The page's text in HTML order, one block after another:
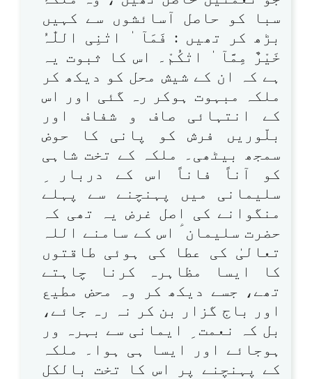
سبا کو حاصل آسائشوں سے کہیں
بڑھ کر تھیں : فَمَآ ٰ اتٰنِی اللّٰہُ
خَیْرٌ مِمَّآ ٰ اتٰکُمْ۔ اس کا ثبوت یہ
ہے کہ ان کے شیش محل کو دیکھ کر
ملکہ مبہوت ہوکر رہ گئی اور اس
کے انتہائی صاف و شفاف اور
بلّوریں فرش کو پانی کا حوض
سمجھ بیٹھی۔ ملکہ کے تخت شاہی
کو آناً فاناً اس کے دربار ِ
سلیمانی میں پہنچنے سے پہلے
منگوانے کی اصل غرض یہ تھی کہ
حضرت سلیمان ؑ اس کے سامنے اللہ
تعالیٰ کی عطا کی ہوئی طاقتوں
کا ایسا مظاہرہ کرنا چاہتے
تھے، جسے دیکھ کر وہ محض مطیع
اور باج گزار بن کر نہ رہ جائے،
بل کہ نعمت ِ ایمانی سے بہرہ ور
ہوجائے اور ایسا ہی ہوا۔ ملکہ
کے پہنچنے پر اس کا تخت بالکل